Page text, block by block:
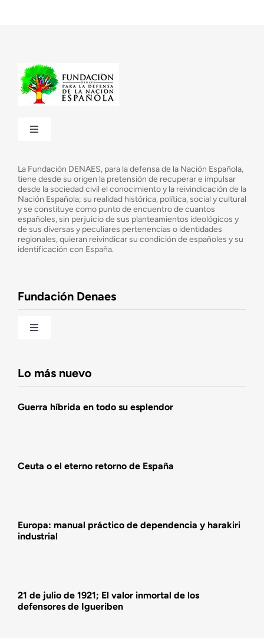
Toggle
¿Cuáles son nuestros objetivos?
Consejo Asesor
La Fundación DENAES, para la defensa de la Nación Española,
tiene desde su origen la pretensión de recuperar e impulsar
desde la sociedad civil el conocimiento y la reivindicación de la
Nación Española; su realidad histórica, política, social y cultural
y se constituye como punto de encuentro de cuantos
españoles, sin perjuicio de sus planteamientos ideológicos y
de sus diversas y peculiares pertenencias o identidades
regionales, quieran reivindicar su condición de españoles y su
identificación con España.
Fundación Denaes
Toggle
Lo más nuevo
Guerra híbrida en todo su esplendor
Ceuta o el eterno retorno de España
Europa: manual práctico de dependencia y harakiri
industrial
21 de julio de 1921; El valor inmortal de los
defensores de Igueriben